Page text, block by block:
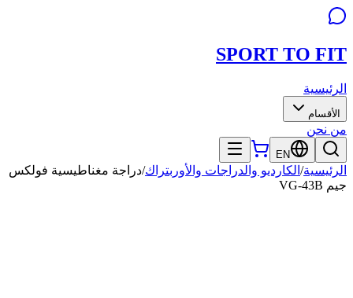
SPORT TO FIT
الرئيسية
الأقسام
من نحن
EN
الرئيسية/ الكارديو والدراجات والأوربتراك/دراجة مغناطيسية فولكس
جيم VG-43B